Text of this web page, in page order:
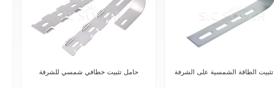
حامل تثبيت خطافي شمسي للشرفة الطاقة الشمسية على الشرفة